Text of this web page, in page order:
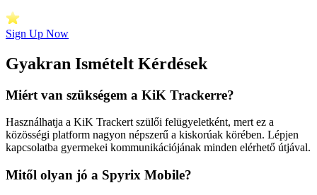
Sign Up Now
Gyakran Ismételt Kérdések
Miért van szükségem a KiK Trackerre?
Használhatja a KiK Trackert szülői felügyeletként, mert ez a
közösségi platform nagyon népszerű a kiskorúak körében. Lépjen
kapcsolatba gyermekei kommunikációjának minden elérhető útjával.
Mitől olyan jó a Spyrix Mobile?